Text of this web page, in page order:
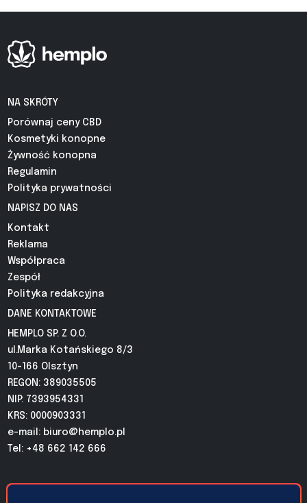
NA SKRÓTY
Porównaj ceny CBD
Kosmetyki konopne
Żywność konopna
Regulamin
Polityka prywatności
NAPISZ DO NAS
Kontakt
Reklama
Współpraca
Zespół
Polityka redakcyjna
DANE KONTAKTOWE
HEMPLO SP. Z O.O.
ul.Marka Kotańskiego 8/3
10-166 Olsztyn
REGON: 389035505
NIP: 7393954331
KRS: 0000903331
e-mail: biuro@hemplo.pl
Tel: +48 662 142 666